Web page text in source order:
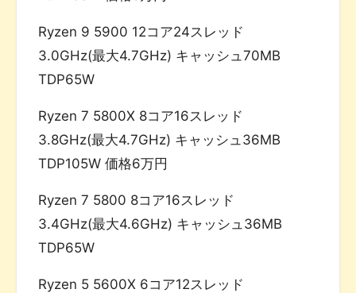
Ryzen 9 5900 12コア24スレッド
3.0GHz(最大4.7GHz) キャッシュ70MB
TDP65W
Ryzen 7 5800X 8コア16スレッド
3.8GHz(最大4.7GHz) キャッシュ36MB
TDP105W 価格6万円
Ryzen 7 5800 8コア16スレッド
3.4GHz(最大4.6GHz) キャッシュ36MB
TDP65W
Ryzen 5 5600X 6コア12スレッド